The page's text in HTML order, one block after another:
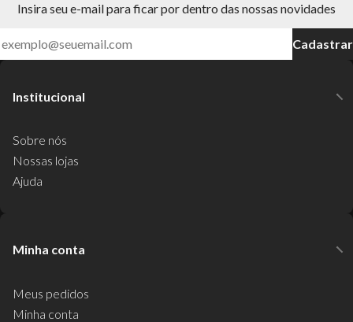
Insira seu e-mail para ficar por dentro das nossas novidades
Cadastrar
Institucional
Sobre nós
Nossas lojas
Ajuda
Minha conta
Meus pedidos
Minha conta